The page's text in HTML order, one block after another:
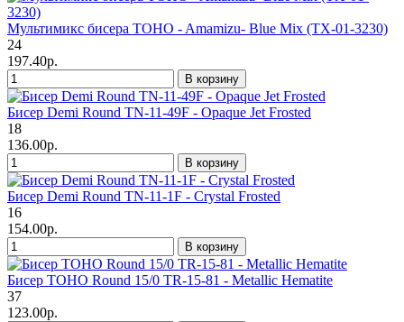
Мультимикс бисера TOHO - Amamizu- Blue Mix (TX-01-3230)
24
197.40р.
В корзину
Бисер Demi Round TN-11-49F - Opaque Jet Frosted
18
136.00р.
В корзину
Бисер Demi Round TN-11-1F - Crystal Frosted
16
154.00р.
В корзину
Бисер TOHO Round 15/0 TR-15-81 - Metallic Hematite
37
123.00р.